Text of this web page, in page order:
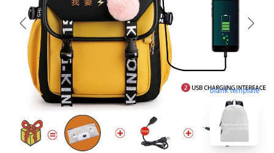
blank template